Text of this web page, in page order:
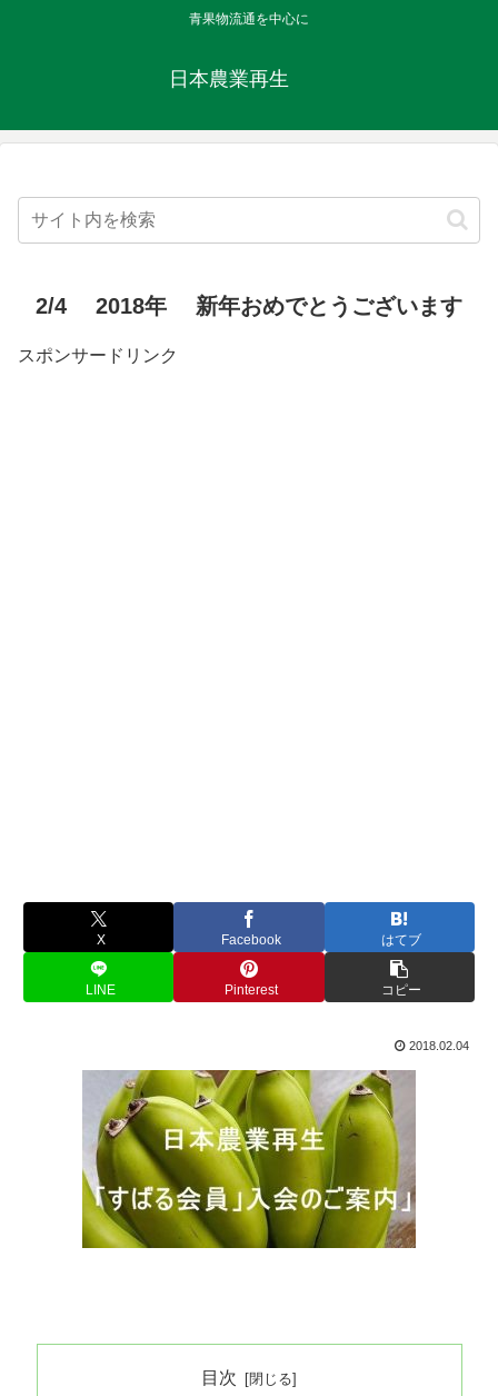
青果物流通を中心に
日本農業再生
2/4 2018年 新年おめでとうございます
スポンサードリンク
X Facebook はてブ
LINE Pinterest コピー
2018.02.04
目次